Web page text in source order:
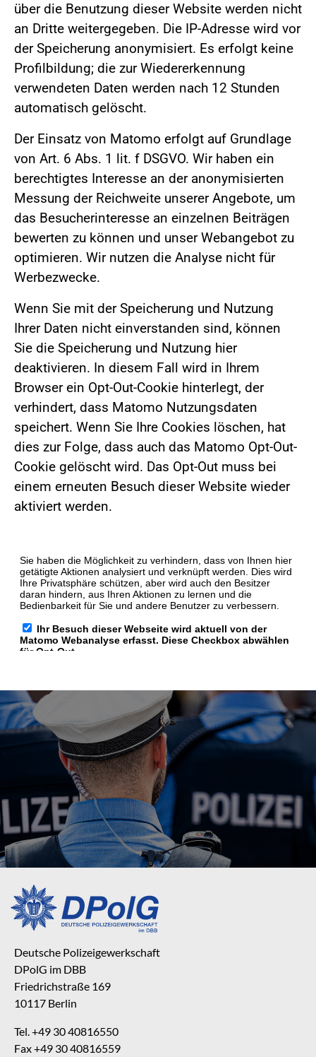
über die Benutzung dieser Website werden nicht
an Dritte weitergegeben. Die IP-Adresse wird vor
der Speicherung anonymisiert. Es erfolgt keine
Profilbildung; die zur Wiedererkennung
verwendeten Daten werden nach 12 Stunden
automatisch gelöscht.
Der Einsatz von Matomo erfolgt auf Grundlage
von Art. 6 Abs. 1 lit. f DSGVO. Wir haben ein
berechtigtes Interesse an der anonymisierten
Messung der Reichweite unserer Angebote, um
das Besucherinteresse an einzelnen Beiträgen
bewerten zu können und unser Webangebot zu
optimieren. Wir nutzen die Analyse nicht für
Werbezwecke.
Wenn Sie mit der Speicherung und Nutzung
Ihrer Daten nicht einverstanden sind, können
Sie die Speicherung und Nutzung hier
deaktivieren. In diesem Fall wird in Ihrem
Browser ein Opt-Out-Cookie hinterlegt, der
verhindert, dass Matomo Nutzungsdaten
speichert. Wenn Sie Ihre Cookies löschen, hat
dies zur Folge, dass auch das Matomo Opt-Out-
Cookie gelöscht wird. Das Opt-Out muss bei
einem erneuten Besuch dieser Website wieder
aktiviert werden.
Deutsche Polizeigewerkschaft
DPolG im DBB
Friedrichstraße 169
10117 Berlin
Tel. +49 30 40816550
Fax +49 30 40816559